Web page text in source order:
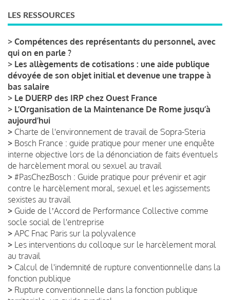
LES RESSOURCES
> Compétences des représentants du personnel, avec
qui on en parle ?
> Les allègements de cotisations : une aide publique
dévoyée de son objet initial et devenue une trappe à
bas salaire
> Le DUERP des IRP chez Ouest France
> L’Organisation de la Maintenance De Rome jusqu’à
aujourd’hui
> Charte de l'environnement de travail de Sopra-Steria
> Bosch France : guide pratique pour mener une enquête
interne objective lors de la dénonciation de faits éventuels
de harcèlement moral ou sexuel au travail
> #PasChezBosch : Guide pratique pour prévenir et agir
contre le harcèlement moral, sexuel et les agissements
sexistes au travail
> Guide de lʼAccord de Performance Collective comme
socle social de l'entreprise
> APC Fnac Paris sur la polyvalence
> Les interventions du colloque sur le harcèlement moral
au travail
> Calcul de l'indemnité de rupture conventionnelle dans la
fonction publique
> Rupture conventionnelle dans la fonction publique